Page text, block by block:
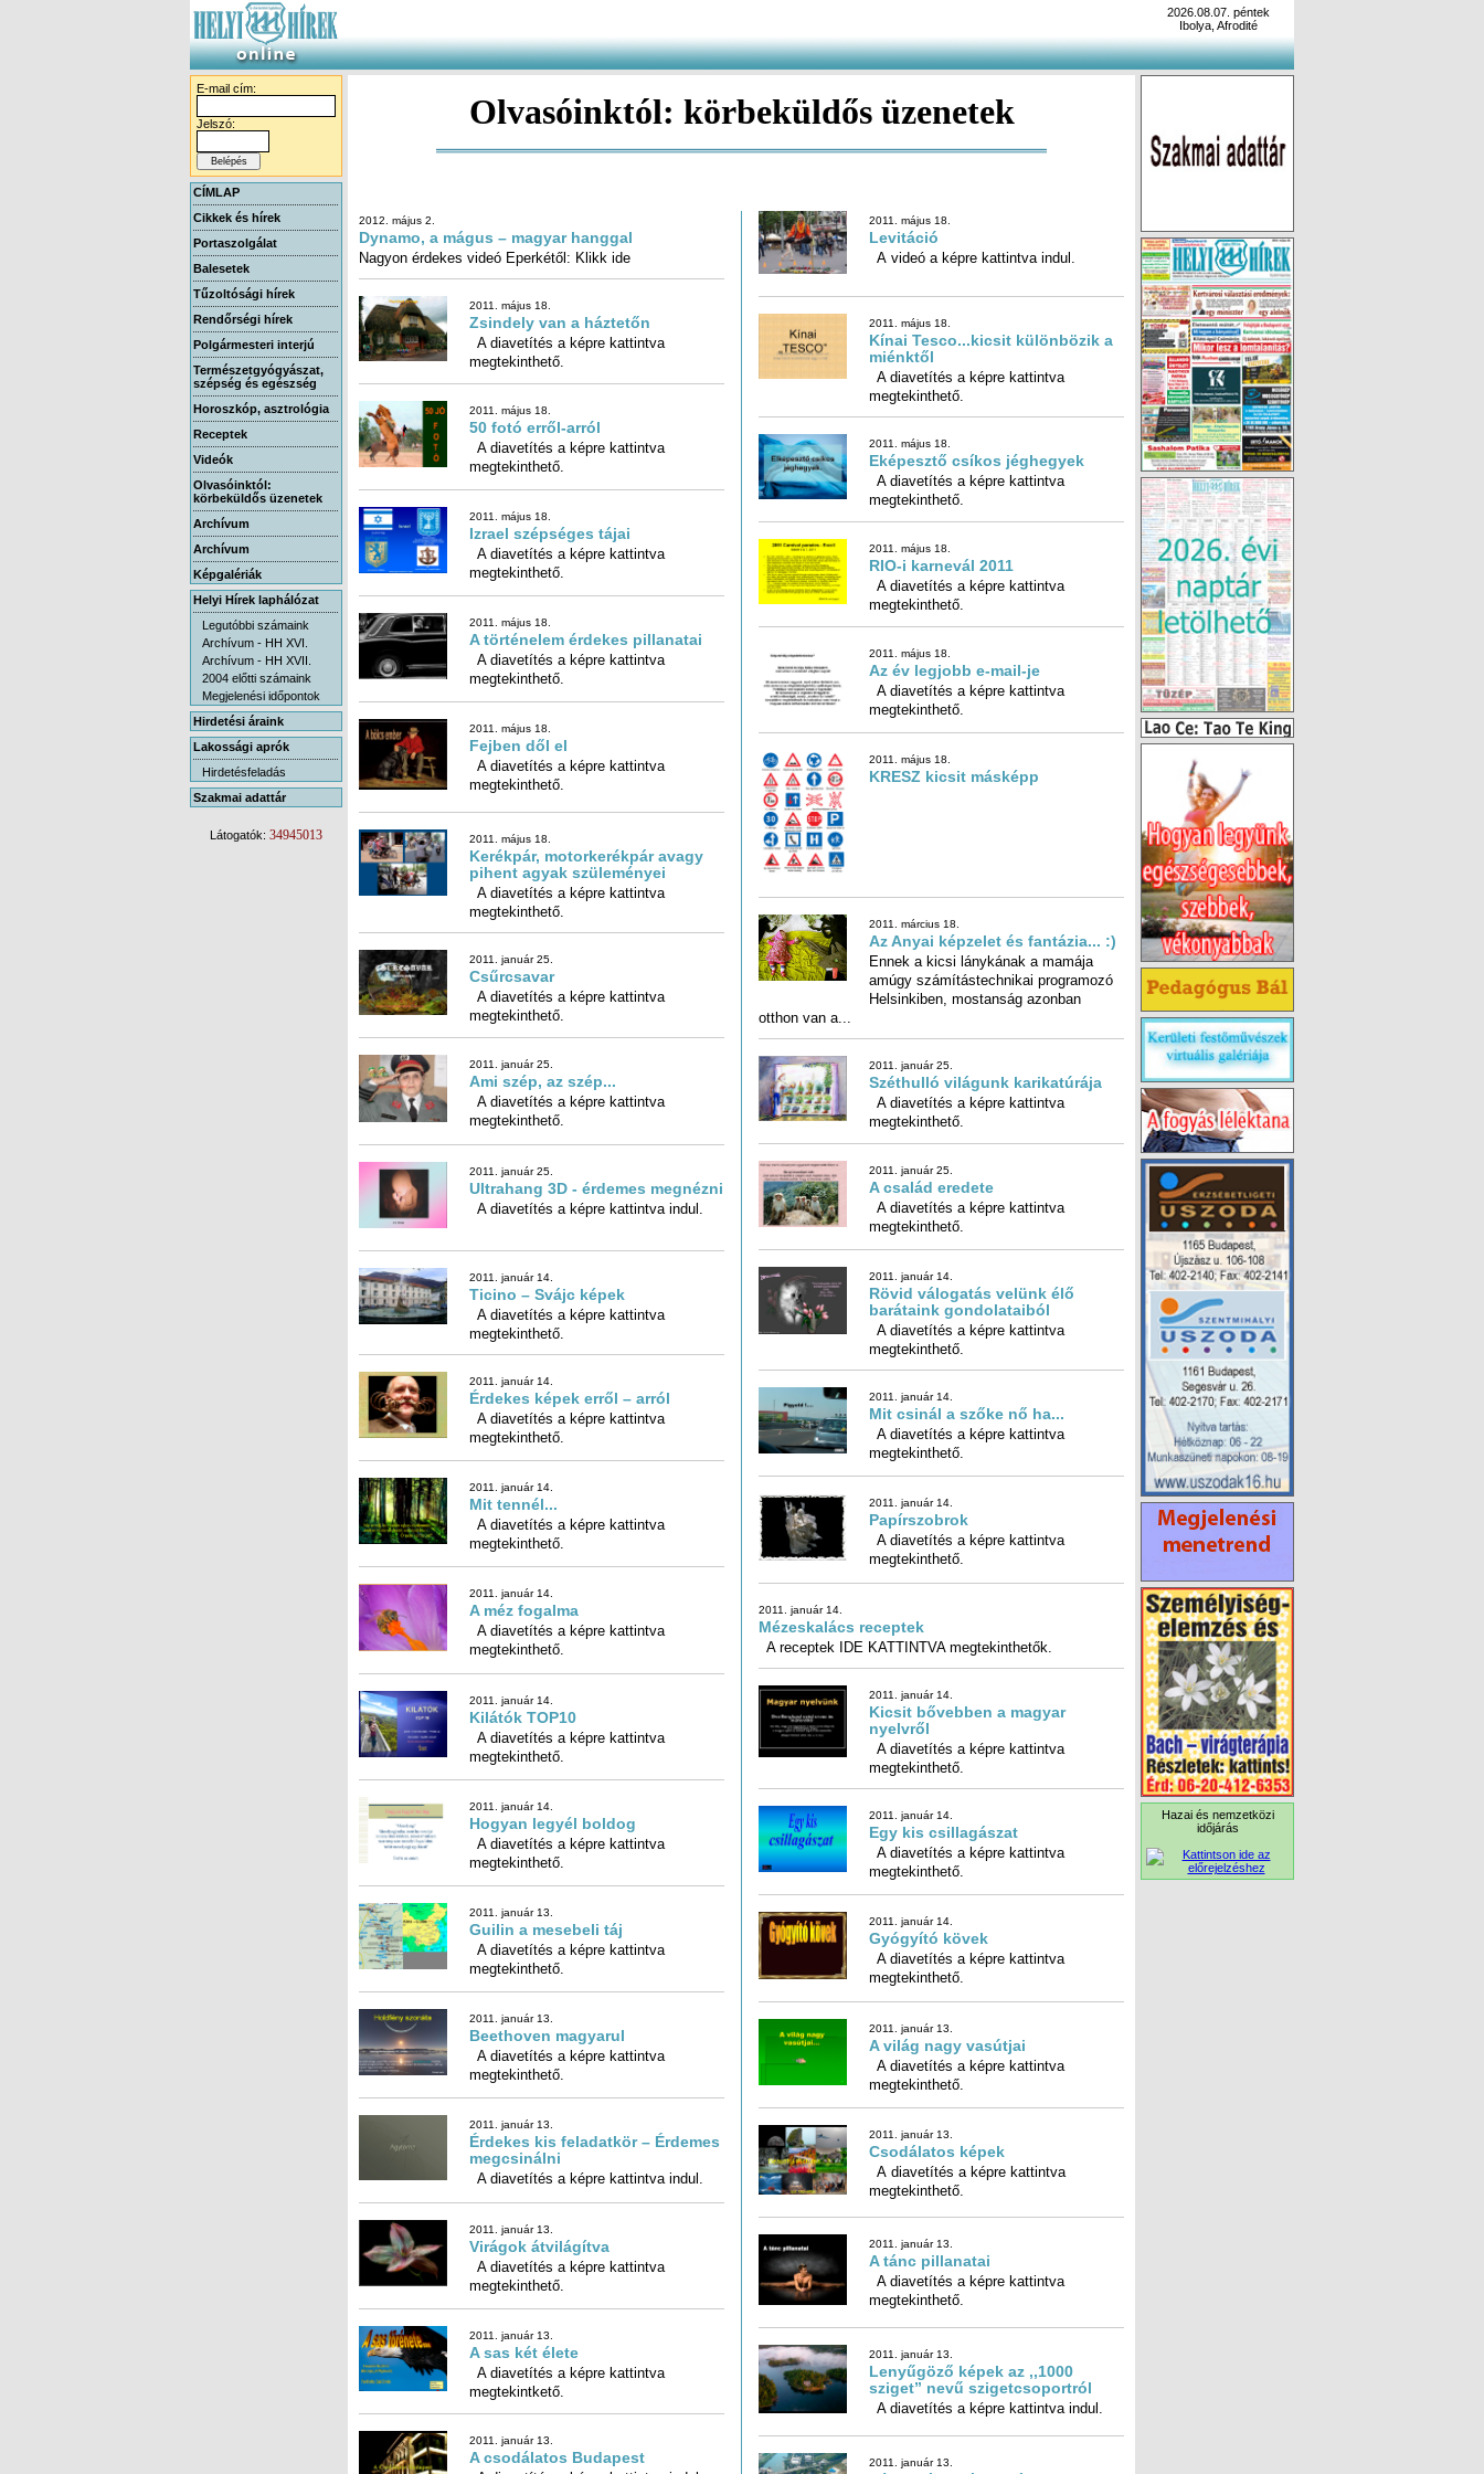
2026.08.07. péntek
Ibolya, Afrodité
E-mail cím:
Jelszó:
CÍMLAP
Cikkek és hírek
Portaszolgálat
Balesetek
Tűzoltósági hírek
Rendőrségi hírek
Polgármesteri interjú
Természetgyógyászat,
szépség és egészség
Horoszkóp, asztrológia
Receptek
Videók
Olvasóinktól:
körbeküldős üzenetek
Archívum
Archívum
Képgalériák
Helyi Hírek laphálózat
Legutóbbi számaink
Archívum - HH XVI.
Archívum - HH XVII.
2004 előtti számaink
Megjelenési időpontok
Hirdetési áraink
Lakossági aprók
Hirdetésfeladás
Szakmai adattár
Látogatók: 34945013
Olvasóinktól: körbeküldős üzenetek
2012. május 2.
Dynamo, a mágus – magyar hanggal
Nagyon érdekes videó Eperkétől: Klikk ide
2011. május 18.
Zsindely van a háztetőn
A diavetítés a képre kattintva
megtekinthető.
2011. május 18.
50 fotó erről-arról
A diavetítés a képre kattintva
megtekinthető.
2011. május 18.
Izrael szépséges tájai
A diavetítés a képre kattintva
megtekinthető.
2011. május 18.
A történelem érdekes pillanatai
A diavetítés a képre kattintva
megtekinthető.
2011. május 18.
Fejben dől el
A diavetítés a képre kattintva
megtekinthető.
2011. május 18.
Kerékpár, motorkerékpár avagy
pihent agyak szüleményei
A diavetítés a képre kattintva
megtekinthető.
2011. január 25.
Csűrcsavar
A diavetítés a képre kattintva
megtekinthető.
2011. január 25.
Ami szép, az szép...
A diavetítés a képre kattintva
megtekinthető.
2011. január 25.
Ultrahang 3D - érdemes megnézni
A diavetítés a képre kattintva indul.
2011. január 14.
Ticino – Svájc képek
A diavetítés a képre kattintva
megtekinthető.
2011. január 14.
Érdekes képek erről – arról
A diavetítés a képre kattintva
megtekinthető.
2011. január 14.
Mit tennél...
A diavetítés a képre kattintva
megtekinthető.
2011. január 14.
A méz fogalma
A diavetítés a képre kattintva
megtekinthető.
2011. január 14.
Kilátók TOP10
A diavetítés a képre kattintva
megtekinthető.
2011. január 14.
Hogyan legyél boldog
A diavetítés a képre kattintva
megtekinthető.
2011. január 13.
Guilin a mesebeli táj
A diavetítés a képre kattintva
megtekinthető.
2011. január 13.
Beethoven magyarul
A diavetítés a képre kattintva
megtekinthető.
2011. január 13.
Érdekes kis feladatkör – Érdemes
megcsinálni
A diavetítés a képre kattintva indul.
2011. január 13.
Virágok átvilágítva
A diavetítés a képre kattintva
megtekinthető.
2011. január 13.
A sas két élete
A diavetítés a képre kattintva
megtekintkető.
2011. január 13.
A csodálatos Budapest
2011. május 18.
Levitáció
A videó a képre kattintva indul.
2011. május 18.
Kínai Tesco...kicsit különbözik a
miénktől
A diavetítés a képre kattintva
megtekinthető.
2011. május 18.
Eképesztő csíkos jéghegyek
A diavetítés a képre kattintva
megtekinthető.
2011. május 18.
RIO-i karnevál 2011
A diavetítés a képre kattintva
megtekinthető.
2011. május 18.
Az év legjobb e-mail-je
A diavetítés a képre kattintva
megtekinthető.
2011. május 18.
KRESZ kicsit másképp
2011. március 18.
Az Anyai képzelet és fantázia... :)
Ennek a kicsi lánykának a mamája
amúgy számítástechnikai programozó
Helsinkiben, mostanság azonban
otthon van a...
2011. január 25.
Széthulló világunk karikatúrája
A diavetítés a képre kattintva
megtekinthető.
2011. január 25.
A család eredete
A diavetítés a képre kattintva
megtekinthető.
2011. január 14.
Rövid válogatás velünk élő
barátaink gondolataiból
A diavetítés a képre kattintva
megtekinthető.
2011. január 14.
Mit csinál a szőke nő ha...
A diavetítés a képre kattintva
megtekinthető.
2011. január 14.
Papírszobrok
A diavetítés a képre kattintva
megtekinthető.
2011. január 14.
Mézeskalács receptek
A receptek IDE KATTINTVA megtekinthetők.
2011. január 14.
Kicsit bővebben a magyar
nyelvről
A diavetítés a képre kattintva
megtekinthető.
2011. január 14.
Egy kis csillagászat
A diavetítés a képre kattintva
megtekinthető.
2011. január 14.
Gyógyító kövek
A diavetítés a képre kattintva
megtekinthető.
2011. január 13.
A világ nagy vasútjai
A diavetítés a képre kattintva
megtekinthető.
2011. január 13.
Csodálatos képek
A diavetítés a képre kattintva
megtekinthető.
2011. január 13.
A tánc pillanatai
A diavetítés a képre kattintva
megtekinthető.
2011. január 13.
Lenyűgöző képek az ‚‚1000
sziget” nevű szigetcsoportról
A diavetítés a képre kattintva indul.
2011. január 13.
Hazai és nemzetközi
időjárás